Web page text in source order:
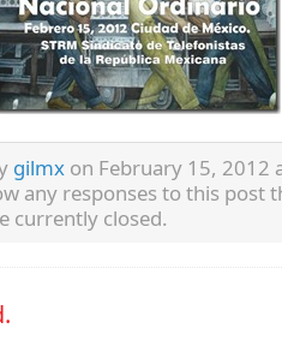
gilmx on February 15, 2012
any responses to this post
currently closed.